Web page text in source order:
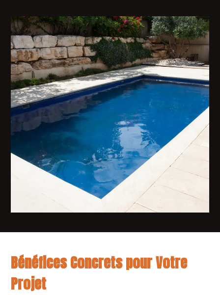
Bénéfices Concrets pour Votre
Projet